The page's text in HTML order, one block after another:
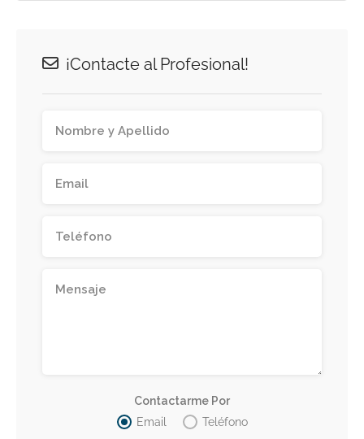
¡Contacte al Profesional!
Contactarme Por
Email
Teléfono